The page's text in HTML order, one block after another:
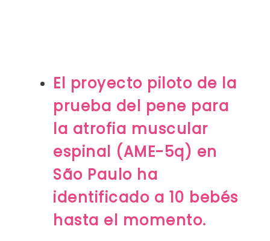
El proyecto piloto de la
prueba del pene para
la atrofia muscular
espinal (AME-5q) en
São Paulo ha
identificado a 10 bebés
hasta el momento.